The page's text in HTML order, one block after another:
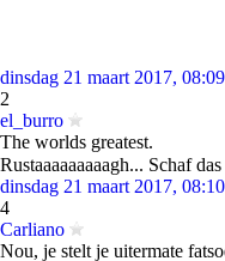
dinsdag 21 maart 2017,
2
el_burro
The worlds greatest.
Rustaaaaaaaaagh... Schaf
dinsdag 21 maart 2017,
4
Carliano
Nou, je stelt je uitermate